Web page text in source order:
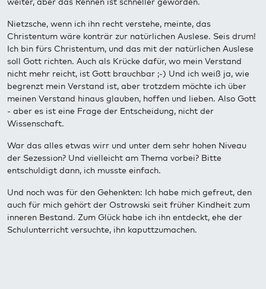
Nietzsche, wenn ich ihn recht verstehe, meinte, das
Christentum wäre konträr zur natürlichen Auslese. Seis drum!
Ich bin fürs Christentum, und das mit der natürlichen Auslese
soll Gott richten. Auch als Krücke dafür, wo mein Verstand
nicht mehr reicht, ist Gott brauchbar ;-) Und ich weiß ja, wie
begrenzt mein Verstand ist, aber trotzdem möchte ich über
meinen Verstand hinaus glauben, hoffen und lieben. Also Gott
- aber es ist eine Frage der Entscheidung, nicht der
Wissenschaft.
War das alles etwas wirr und unter dem sehr hohen Niveau
der Sezession? Und vielleicht am Thema vorbei? Bitte
entschuldigt dann, ich musste einfach.
Und noch was für den Gehenkten: Ich habe mich gefreut, den
auch für mich gehört der Ostrowski seit früher Kindheit zum
inneren Bestand. Zum Glück habe ich ihn entdeckt, ehe der
Schulunterricht versuchte, ihn kaputtzumachen.